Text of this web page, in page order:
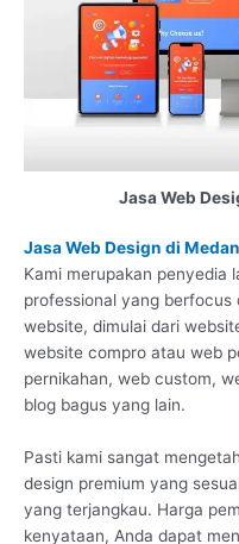
Jasa Web
Jasa Web Design di
Kami merupakan penyedia
professional yang berfocus
website, dimulai dari
website compro atau web
pernikahan, web custom,
blog bagus yang lain.
Pasti kami sangat
design premium yang
yang terjangkau. Harga
kenyataan, Anda dapat